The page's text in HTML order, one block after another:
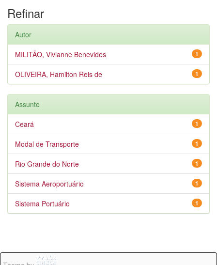
Refinar
Autor
1
MILITÃO, Vivianne Benevides
1
OLIVEIRA, Hamilton Reis de
Assunto
1
Ceará
1
Modal de Transporte
1
Rio Grande do Norte
1
Sistema Aeroportuário
1
Sistema Portuário